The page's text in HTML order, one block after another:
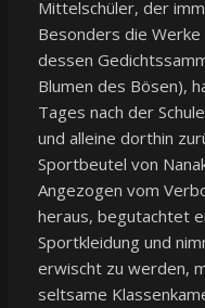
Mittelschüler, der
Besonders die Werke
dessen
Blumen des Bösen),
Tages nach der
und alleine dorthin
Sportbeutel von
Angezogen vom
heraus, begutachtet
Sportkleidung und
erwischt zu werden,
seltsame